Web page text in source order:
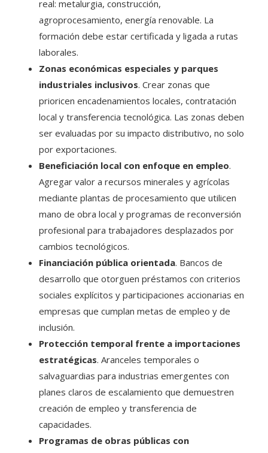
real: metalurgia, construcción,
agroprocesamiento, energía renovable. La
formación debe estar certificada y ligada a rutas
laborales.
Zonas económicas especiales y parques
industriales inclusivos. Crear zonas que
prioricen encadenamientos locales, contratación
local y transferencia tecnológica. Las zonas deben
ser evaluadas por su impacto distributivo, no solo
por exportaciones.
Beneficiación local con enfoque en empleo.
Agregar valor a recursos minerales y agrícolas
mediante plantas de procesamiento que utilicen
mano de obra local y programas de reconversión
profesional para trabajadores desplazados por
cambios tecnológicos.
Financiación pública orientada. Bancos de
desarrollo que otorguen préstamos con criterios
sociales explícitos y participaciones accionarias en
empresas que cumplan metas de empleo y de
inclusión.
Protección temporal frente a importaciones
estratégicas. Aranceles temporales o
salvaguardias para industrias emergentes con
planes claros de escalamiento que demuestren
creación de empleo y transferencia de
capacidades.
Programas de obras públicas con